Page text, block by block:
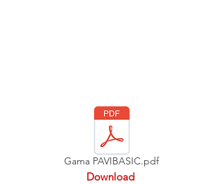
Gama PAVIBASIC.pdf
Download